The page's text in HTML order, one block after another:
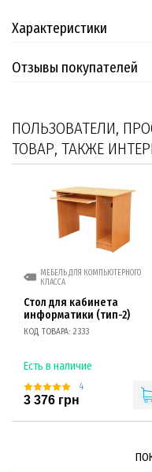
Характеристики
Отзывы покупателей
ПОЛЬЗОВАТЕЛИ,
ТОВАР, ТАКЖЕ
МЕБЕЛЬ ДЛЯ КОМПЬЮТЕРНОГО
КЛАССА
Стол для кабинета
информатики (тип-2)
КОД ТОВАРА: 2333
Есть в наличие
4
3 376 грн